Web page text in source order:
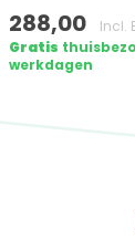
288,00
Incl.
Gratis
werkdagen